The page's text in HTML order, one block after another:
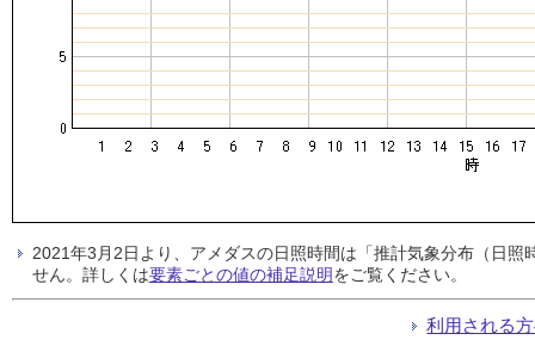
2021年3月2日より、アメダスの日照時間は「推計気象分布（日
せん。詳しくは要素ごとの値の補足説明をご覧ください。
利用される